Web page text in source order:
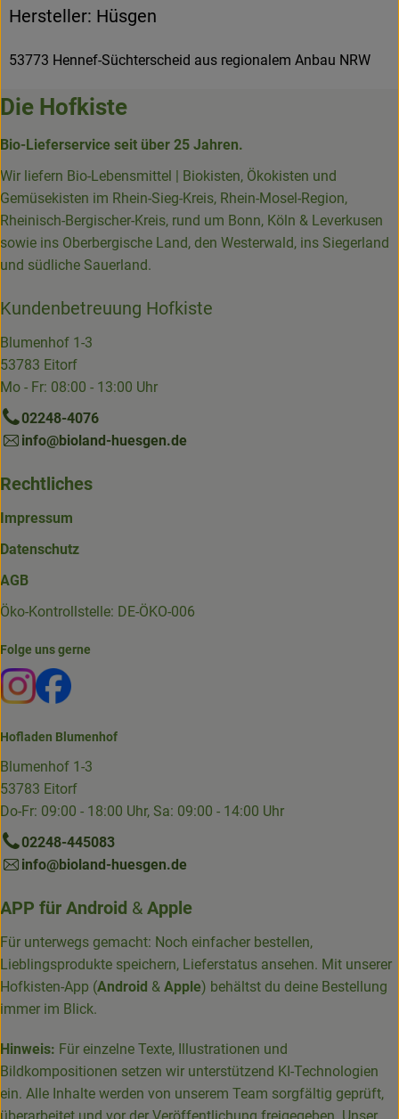
Hersteller: Hüsgen
53773 Hennef-Süchterscheid aus regionalem Anbau NRW
Die Hofkiste
Bio-Lieferservice seit über 25 Jahren.
Wir liefern Bio-Lebensmittel | Biokisten, Ökokisten und
Gemüsekisten im Rhein-Sieg-Kreis, Rhein-Mosel-Region,
Rheinisch-Bergischer-Kreis, rund um Bonn, Köln & Leverkusen
sowie ins Oberbergische Land, den Westerwald, ins Siegerland
und südliche Sauerland.
Kundenbetreuung Hofkiste
Blumenhof 1-3
53783 Eitorf
Mo - Fr: 08:00 - 13:00 Uhr
02248-4076
info@bioland-huesgen.de
Rechtliches
Impressum
Datenschutz
AGB
Öko-Kontrollstelle: DE-ÖKO-006
Folge uns gerne
Externer Link zu https://www.instagram.com/die.hofkiste/
Externer Link zu https://www.facebook.com/p/Die-
Hofladen Blumenhof
Blumenhof 1-3
53783 Eitorf
Do-Fr: 09:00 - 18:00 Uhr, Sa: 09:00 - 14:00 Uhr
02248-445083
info@bioland-huesgen.de
APP für Android & Apple
Für unterwegs gemacht: Noch einfacher bestellen,
Lieblingsprodukte speichern, Lieferstatus ansehen. Mit unserer
Hofkisten-App (Android & Apple) behältst du deine Bestellung
immer im Blick.
Hinweis: Für einzelne Texte, Illustrationen und
Bildkompositionen setzen wir unterstützend KI-Technologien
ein. Alle Inhalte werden von unserem Team sorgfältig geprüft,